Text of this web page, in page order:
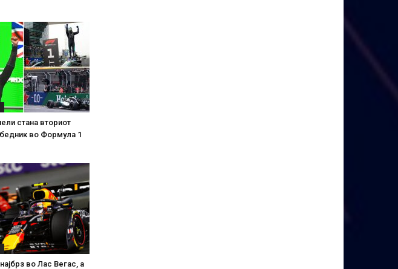
стана вториот
во Формула 1
во Лас Вегас, а